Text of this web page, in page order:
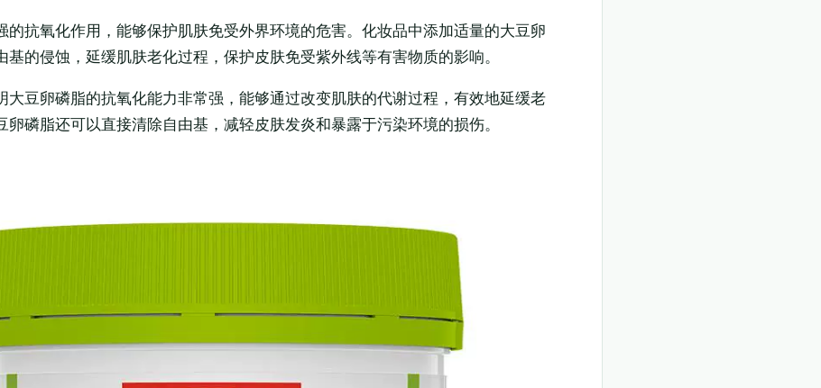
的抗氧化作用，能够保护肌肤免受外界环境的危害。化妆品中添加适量的大豆卵
基的侵蚀，延缓肌肤老化过程，保护皮肤免受紫外线等有害物质的影响。
大豆卵磷脂的抗氧化能力非常强，能够通过改变肌肤的代谢过程，有效地延缓老
卵磷脂还可以直接清除自由基，减轻皮肤发炎和暴露于污染环境的损伤。